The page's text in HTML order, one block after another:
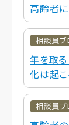
高齢者に
相談員ブ
年を取る
化は起こ
相談員ブ